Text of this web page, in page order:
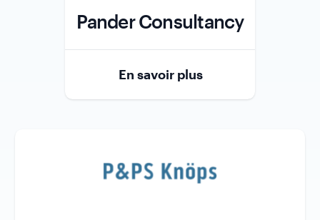
Pander Consultancy
Role
En savoir plus